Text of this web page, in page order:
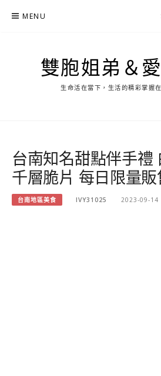
MENU
雙胞姐弟＆
生命活在當下，生活的精彩掌握
台南知名甜點伴手禮
千層脆片 每日限量販
台南地區美食 IVY31025 2023-09-14